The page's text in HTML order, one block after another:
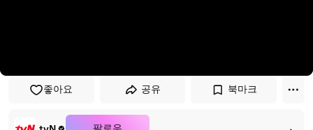
좋아요 공유 북마크